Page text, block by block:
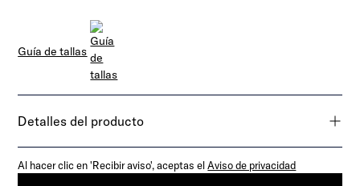
Guía de tallas
Detalles del producto
Al hacer clic en 'Recibir aviso', aceptas elAviso de privacidad